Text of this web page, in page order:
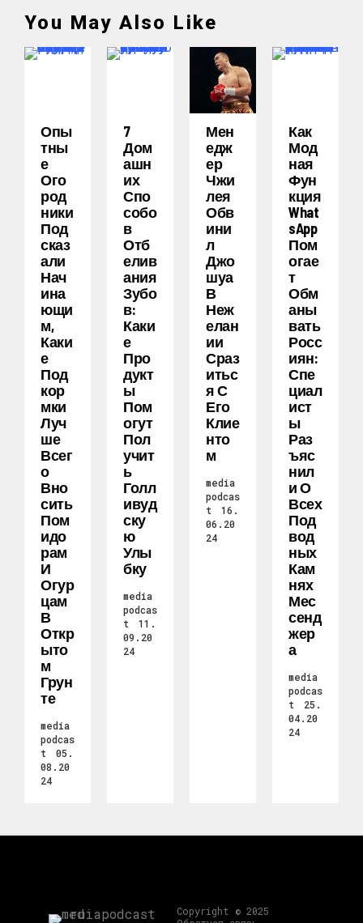
You May Also Like
Опы
Тны
Е
Ого
Род
Ники
Под
Сказ
Али
Нач
Ина
Ющи
М,
Каки
Е
Под
Кор
Мки
Луч
Ше
Всег
О
Вно
Сить
Пом
Идо
Рам
И
Огур
Цам
В
Откр
Ыто
М
Грун
Те
media
podcas
t
05.
08.20
24
7
Дом
Ашн
Их
Спо
Собо
В
Отб
Елив
Ания
Зубо
В:
Каки
Е
Про
Дукт
Ы
Пом
Огут
Пол
Учит
Ь
Голл
Ивуд
Ску
Ю
Улы
Бку
media
podcas
t
11.
09.20
24
Мен
Едж
Ер
Чжи
Лея
Обв
Ини
Л
Джо
Шуа
В
Неж
Елан
Ии
Сраз
Итьс
Я С
Его
Клие
Нто
М
media
podcas
t
16.
06.20
24
Как
Мод
Ная
Фун
Кция
What
SApp
Пом
Огае
Т
Обм
Аны
Вать
Росс
Иян:
Спе
Циал
Ист
Ы
Раз
Ъяс
Нил
И О
Всех
Под
Вод
Ных
Кам
Нях
Мес
Сенд
Жер
А
media
podcas
t
25.
04.20
24
Copyright © 2025